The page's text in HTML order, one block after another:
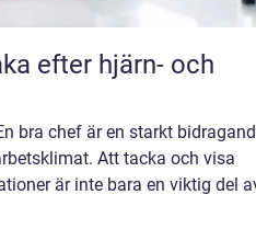
bra chef är en starkt
Att tacka och visa
är inte bara en viktig del